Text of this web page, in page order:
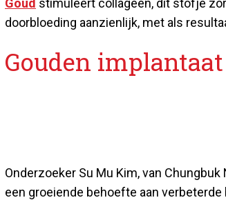
Goud stimuleert collageen, dit stofje
doorbloeding aanzienlijk, met als
Gouden
Onderzoeker Su Mu Kim, van
een groeiende behoefte aan